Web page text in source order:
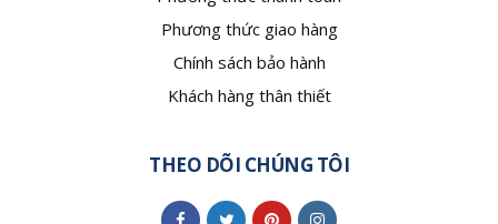
Phương thức giao hàng
Chính sách bảo hành
Khách hàng thân thiết
THEO DÕI CHÚNG TÔI